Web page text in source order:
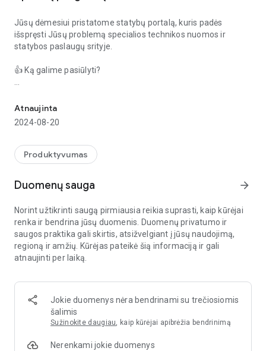
Jūsų dėmesiui pristatome statybų portalą, kuris padės
išspręsti Jūsų problemą specialios technikos nuomos ir
statybos paslaugų srityje.
👍 Ką galime pasiūlyti?
Statybos užsakymai be tarpininkų;
Patogus pokalbis;
Įvertinimų ir apžvalgų sistema;
Patogi paieška žemėlapyje;
įmonių užsakymus – tai nemokama.
👍 Kategorijos:
Specialios įrangos nuoma;
Statybos paslaugos;
Statybinės medžiagos;
Transportas ir įranga;
🔔 Atsiliepimai
Atnaujinta
2024-08-20
Produktyvumas
Duomenų sauga arrow_forward
Norint užtikrinti saugą pirmiausia reikia suprasti, kaip kūrėjai
renka ir bendrina jūsų duomenis. Duomenų privatumo ir
saugos praktika gali skirtis, atsižvelgiant į jūsų naudojimą,
regioną ir amžių. Kūrėjas pateikė šią informaciją ir gali
atnaujinti per laiką.
Jokie duomenys nėra bendrinami su trečiosiomis
šalimis
Sužinokite daugiau, kaip kūrėjai apibrėžia bendrinimą
Nerenkami jokie duomenys